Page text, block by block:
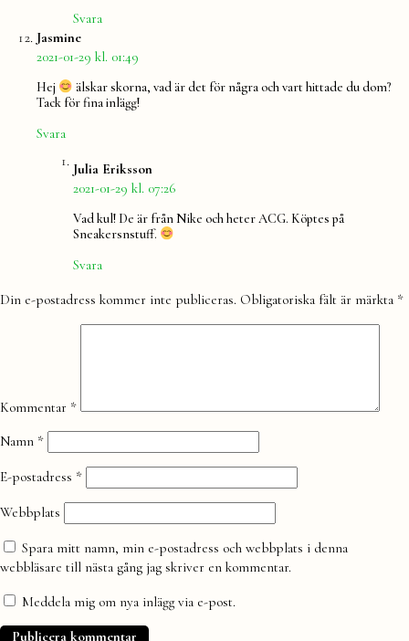
Svara
Jasminesäger:
2021-01-29 kl. 01:49
Hej
älskar skorna, vad är det för några och vart hittade du dom?
Tack för fina inlägg!
Svara
Julia Eriksson
2021-01-29 kl. 07:26
Vad kul! De är från Nike och heter ACG. Köptes på
Sneakersnstuff.
Svara
Lämna
Din e-postadress kommer inte publiceras. Obligatoriska fält är märkta *
Kommentar *
Namn *
E-postadress *
Webbplats
Spara mitt namn, min e-postadress och webbplats i denna
webbläsare till nästa gång jag skriver en kommentar.
Meddela mig om nya inlägg via e-post.